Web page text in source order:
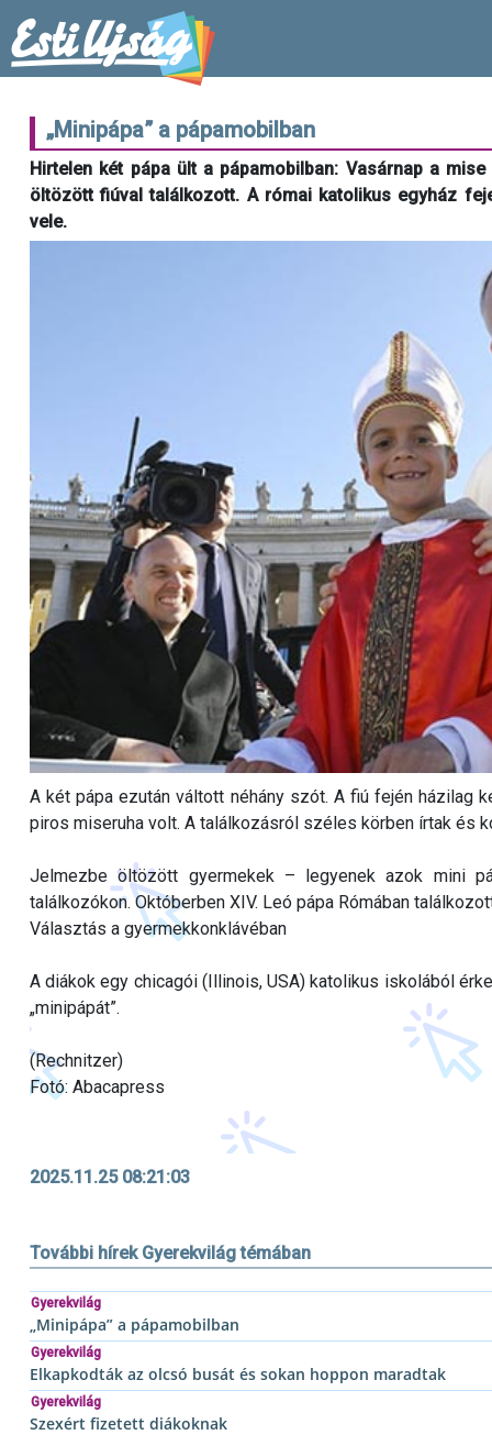
„Minipápa” a pápamobilban
Hirtelen két pápa ült a pápamobilban: Vasárnap a
öltözött fiúval találkozott. A római katolikus egyház
vele.
A két pápa ezután váltott néhány szót. A fiú fején
piros miseruha volt. A találkozásról széles körben írtak és
Jelmezbe öltözött gyermekek – legyenek azok mini
találkozókon. Októberben XIV. Leó pápa Rómában
Választás a gyermekkonklávéban
A diákok egy chicagói (Illinois, USA) katolikus iskolából
„minipápát”.
(Rechnitzer)
Fotó: Abacapress
2025.11.25 08:21:03
További hírek Gyerekvilág témában
Gyerekvilág
„Minipápa” a pápamobilban
Gyerekvilág
Elkapkodták az olcsó busát és sokan hoppon maradtak
Gyerekvilág
Szexért fizetett diákoknak